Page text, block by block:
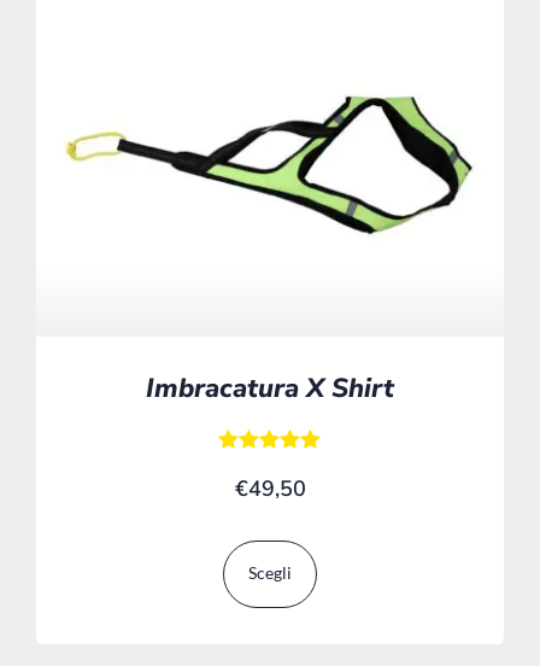
Imbracatura X Shirt
5.00
€49,50
Scegli